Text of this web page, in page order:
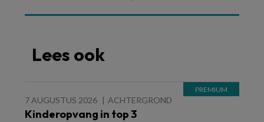
Lees ook
7 AUGUSTUS 2026 ACHTERGROND
Kinderopvang in top 3